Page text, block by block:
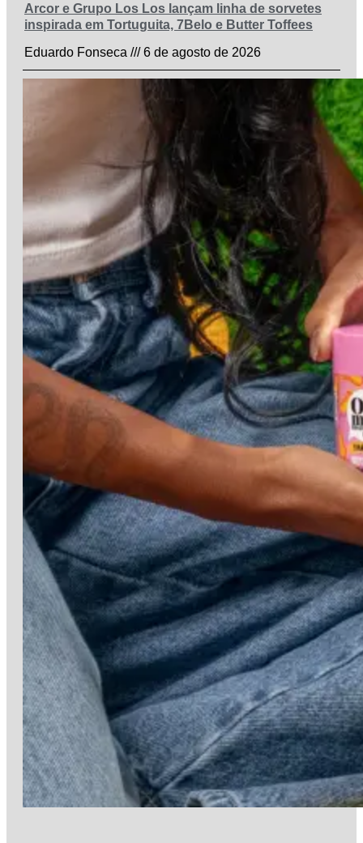
Arcor e Grupo Los Los lançam linha de sorvetes
inspirada em Tortuguita, 7Belo e Butter Toffees
Eduardo Fonseca
6 de agosto de 2026